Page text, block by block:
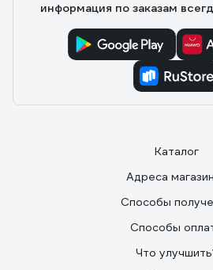
информация по заказам
Каталог
Адреса
Способы
Способы
Что